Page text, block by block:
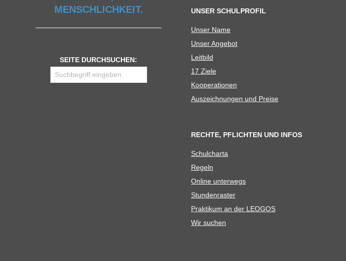
MENSCHLICHKEIT.
SEITE DURCHSUCHEN:
UNSER SCHULPROFIL
Unser Name
Unser Ange­bot
Leit­bild
17 Ziele
Koope­ra­tio­nen
Aus­zeich­nun­gen und Preise
RECHTE, PFLICHTEN UND INFOS
Schul­charta
Regeln
Online unter­wegs
Stun­den­ras­ter
Prak­ti­kum an der LEOGOS
Wir suchen